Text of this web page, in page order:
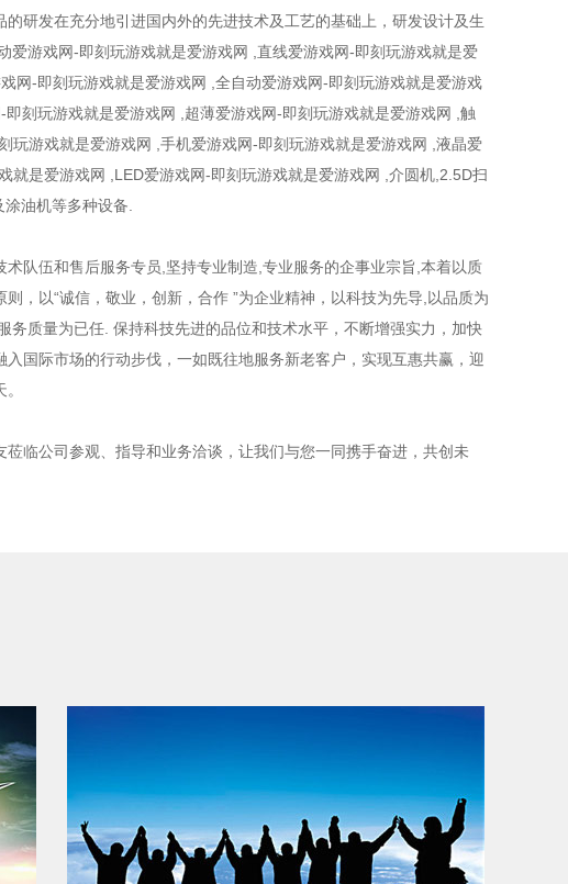
的研发在充分地引进国内外的先进技术及工艺的基础上，研发设计及生
爱游戏网-即刻玩游戏就是爱游戏网 ,直线爱游戏网-即刻玩游戏就是爱
网-即刻玩游戏就是爱游戏网 ,全自动爱游戏网-即刻玩游戏就是爱游戏
即刻玩游戏就是爱游戏网 ,超薄爱游戏网-即刻玩游戏就是爱游戏网 ,触
玩游戏就是爱游戏网 ,手机爱游戏网-即刻玩游戏就是爱游戏网 ,液晶爱
就是爱游戏网 ,LED爱游戏网-即刻玩游戏就是爱游戏网 ,介圆机,2.5D扫
油机等多种设备.
术队伍和售后服务专员,坚持专业制造,专业服务的企事业宗旨,本着以质
则，以“诚信，敬业，创新，合作 ”为企业精神，以科技为先导,以品质为
务质量为已任. 保持科技先进的品位和技术水平，不断增强实力，加快
入国际市场的行动步伐，一如既往地服务新老客户，实现互惠共赢，迎
莅临公司参观、指导和业务洽谈，让我们与您一同携手奋进，共创未